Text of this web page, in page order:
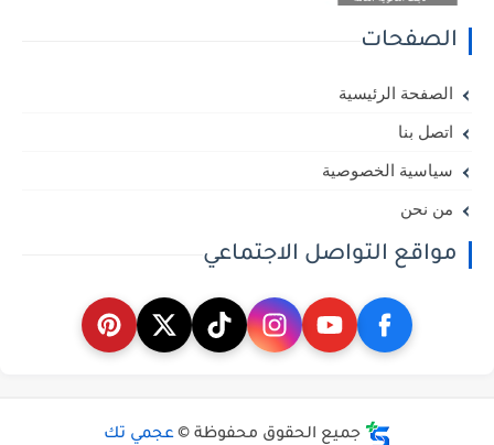
الصفحات
الصفحة الرئيسية
اتصل بنا
سياسية الخصوصية
من نحن
مواقع التواصل الاجتماعي
جميع الحقوق محفوظة © عجمي تك